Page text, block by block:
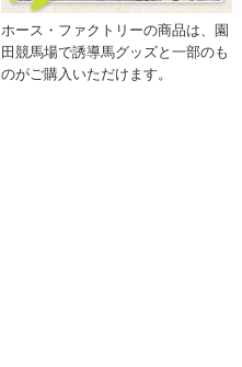
ホース・ファクトリーの商品は、園
田競馬場で誘導馬グッズと一部のも
のがご購入いただけます。